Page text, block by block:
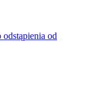
od